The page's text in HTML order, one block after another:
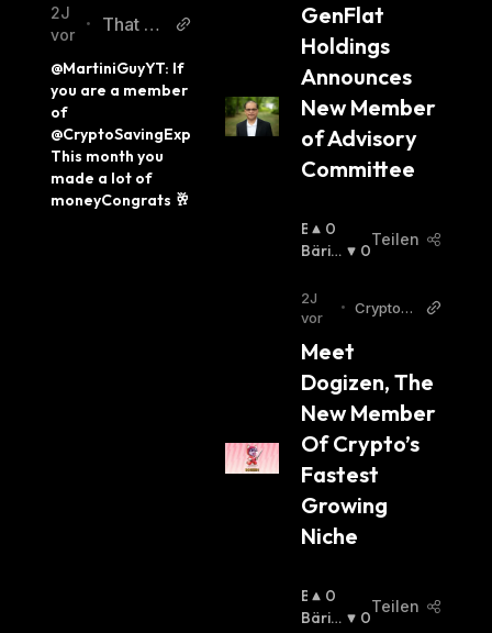
2J
vor
•
That M
uy Twitt
@MartiniGuyYT: If
you are a member
of
@CryptoSavingExp
This month you
made a lot of
moneyCongrats 🥂
GenFlat
Holdings
Announces
New Member
of Advisory
Committee
B
U
I
S
H
0
Bäris
0
Teilen
2J
vor
• Cryptop
Meet
Dogizen, The
New Member
Of Crypto’s
Fastest
Growing
Niche
B
U
0
Bäris
0
Teilen